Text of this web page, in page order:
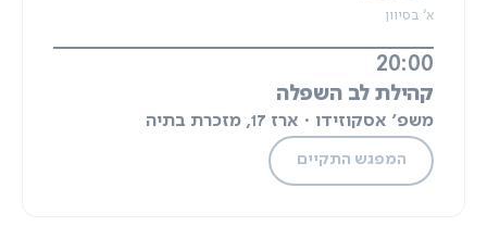
א' בסיוון
20:00
קהילת לב השפלה
משפ' אסקוזידו · ארז 17, מזכרת בתיה
המפגש התקיים